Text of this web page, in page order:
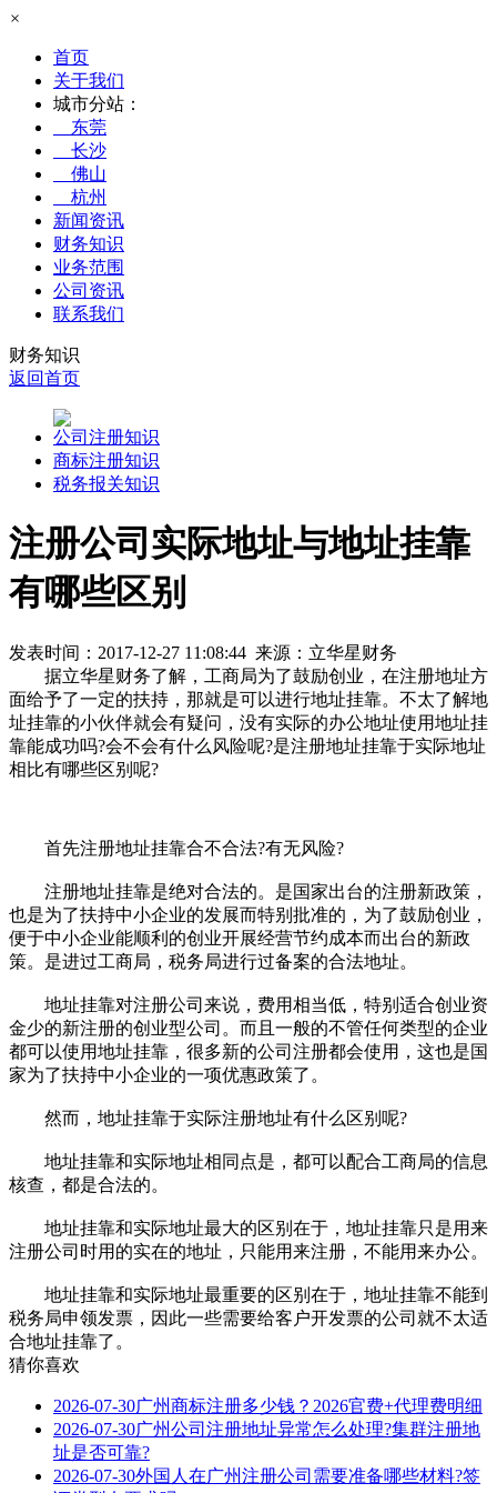
×
首页
关于我们
城市分站：
东莞
长沙
佛山
杭州
新闻资讯
财务知识
业务范围
公司资讯
联系我们
财务知识
返回首页
公司注册知识
商标注册知识
税务报关知识
注册公司实际地址与地址挂靠
有哪些区别
发表时间：2017-12-27 11:08:44 来源：立华星财务
据立华星财务了解，工商局为了鼓励创业，在注册地址方
面给予了一定的扶持，那就是可以进行地址挂靠。不太了解地
址挂靠的小伙伴就会有疑问，没有实际的办公地址使用地址挂
靠能成功吗?会不会有什么风险呢?是注册地址挂靠于实际地址
相比有哪些区别呢?
首先注册地址挂靠合不合法?有无风险?
注册地址挂靠是绝对合法的。是国家出台的注册新政策，
也是为了扶持中小企业的发展而特别批准的，为了鼓励创业，
便于中小企业能顺利的创业开展经营节约成本而出台的新政
策。是进过工商局，税务局进行过备案的合法地址。
地址挂靠对注册公司来说，费用相当低，特别适合创业资
金少的新注册的创业型公司。而且一般的不管任何类型的企业
都可以使用地址挂靠，很多新的公司注册都会使用，这也是国
家为了扶持中小企业的一项优惠政策了。
然而，地址挂靠于实际注册地址有什么区别呢?
地址挂靠和实际地址相同点是，都可以配合工商局的信息
核查，都是合法的。
地址挂靠和实际地址最大的区别在于，地址挂靠只是用来
注册公司时用的实在的地址，只能用来注册，不能用来办公。
地址挂靠和实际地址最重要的区别在于，地址挂靠不能到
税务局申领发票，因此一些需要给客户开发票的公司就不太适
合地址挂靠了。
猜你喜欢
2026-07-30广州商标注册多少钱？2026官费+代理费明细
2026-07-30广州公司注册地址异常怎么处理?集群注册地
址是否可靠?
2026-07-30外国人在广州注册公司需要准备哪些材料?签